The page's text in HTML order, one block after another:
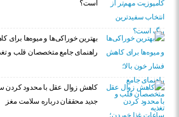
است؟
بهترین خوراکی‌ها و میوه‌ها برای
راهنمای جامع متخصصان قلب و
کاهش زوال عقل با محدود کردن
جدید محققان درباره سلامت مغز